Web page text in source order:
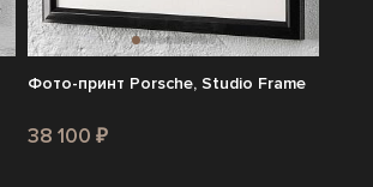
Фото-принт Porsche, Studio Frame
38 100 ₽